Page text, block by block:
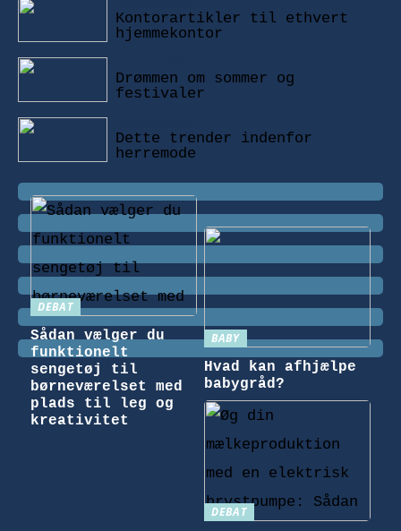
Kontorartikler til ethvert
hjemmekontor
Drømmen om sommer og
festivaler
Dette trender indenfor
herremode
DEBAT
Sådan vælger du
funktionelt
sengetøj til
børneværelset med
plads til leg og
kreativitet
BABY
Hvad kan afhjælpe
babygråd?
DEBAT